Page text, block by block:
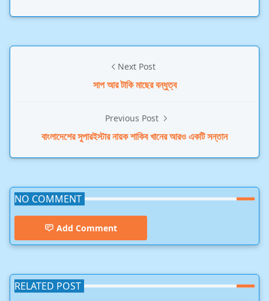
Next Post
সাপ আর টাকি মাছের বন্ধুত্ব
Previous Post
বাংলাদেশের সুপারইস্টার নায়ক শাকিব খানের আরও একটি সন্তান
NO COMMENT
Add Comment
RELATED POST